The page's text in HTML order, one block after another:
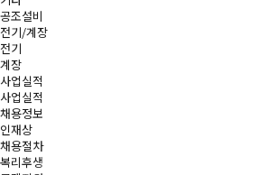
공조설비
전기/계장
전기
계장
사업실적
사업실적
채용정보
인재상
채용절차
복리후생